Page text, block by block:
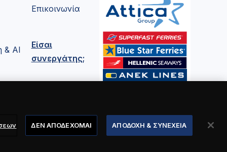
& AI
Επικοινωνία
Είσαι
συνεργάτης;
ΔΕΝ ΑΠΟΔΕΧΟΜΑΙ ΑΠΟΔΟΧΗ & ΣΥΝΕΧΕΙΑ